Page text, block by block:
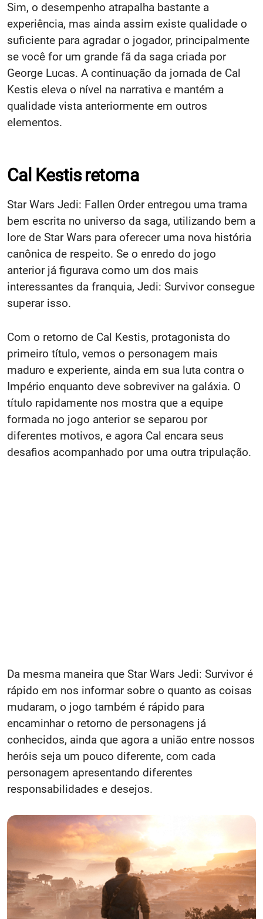
Sim, o desempenho atrapalha bastante a
experiência, mas ainda assim existe qualidade o
suficiente para agradar o jogador, principalmente
se você for um grande fã da saga criada por
George Lucas. A continuação da jornada de Cal
Kestis eleva o nível na narrativa e mantém a
qualidade vista anteriormente em outros
elementos.
Cal Kestis retorna
Star Wars Jedi: Fallen Order entregou uma trama
bem escrita no universo da saga, utilizando bem a
lore de Star Wars para oferecer uma nova história
canônica de respeito. Se o enredo do jogo
anterior já figurava como um dos mais
interessantes da franquia, Jedi: Survivor consegue
superar isso.
Com o retorno de Cal Kestis, protagonista do
primeiro título, vemos o personagem mais
maduro e experiente, ainda em sua luta contra o
Império enquanto deve sobreviver na galáxia. O
título rapidamente nos mostra que a equipe
formada no jogo anterior se separou por
diferentes motivos, e agora Cal encara seus
desafios acompanhado por uma outra tripulação.
Da mesma maneira que Star Wars Jedi: Survivor é
rápido em nos informar sobre o quanto as coisas
mudaram, o jogo também é rápido para
encaminhar o retorno de personagens já
conhecidos, ainda que agora a união entre nossos
heróis seja um pouco diferente, com cada
personagem apresentando diferentes
responsabilidades e desejos.